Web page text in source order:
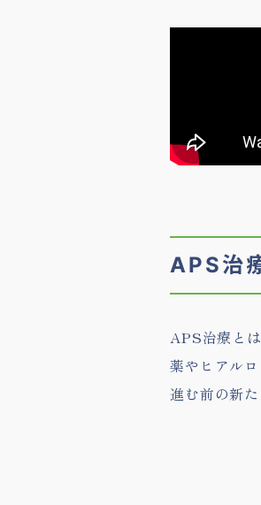
APS治
APS治療と
薬やヒアル
進む前の新